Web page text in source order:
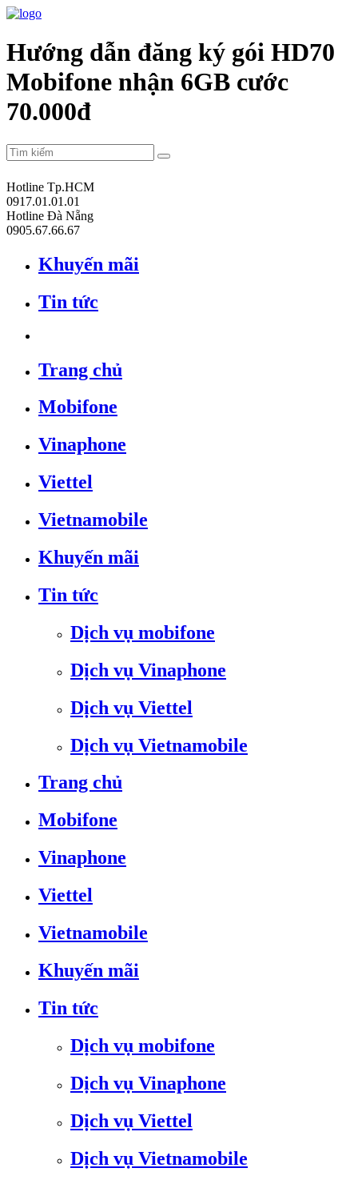
Hướng dẫn đăng ký gói HD70
Mobifone nhận 6GB cước
70.000đ
Hotline Tp.HCM
0917.01.01.01
Hotline Đà Nẵng
0905.67.66.67
Khuyến mãi
Tin tức
Trang chủ
Mobifone
Vinaphone
Viettel
Vietnamobile
Khuyến mãi
Tin tức
Dịch vụ mobifone
Dịch vụ Vinaphone
Dịch vụ Viettel
Dịch vụ Vietnamobile
Trang chủ
Mobifone
Vinaphone
Viettel
Vietnamobile
Khuyến mãi
Tin tức
Dịch vụ mobifone
Dịch vụ Vinaphone
Dịch vụ Viettel
Dịch vụ Vietnamobile